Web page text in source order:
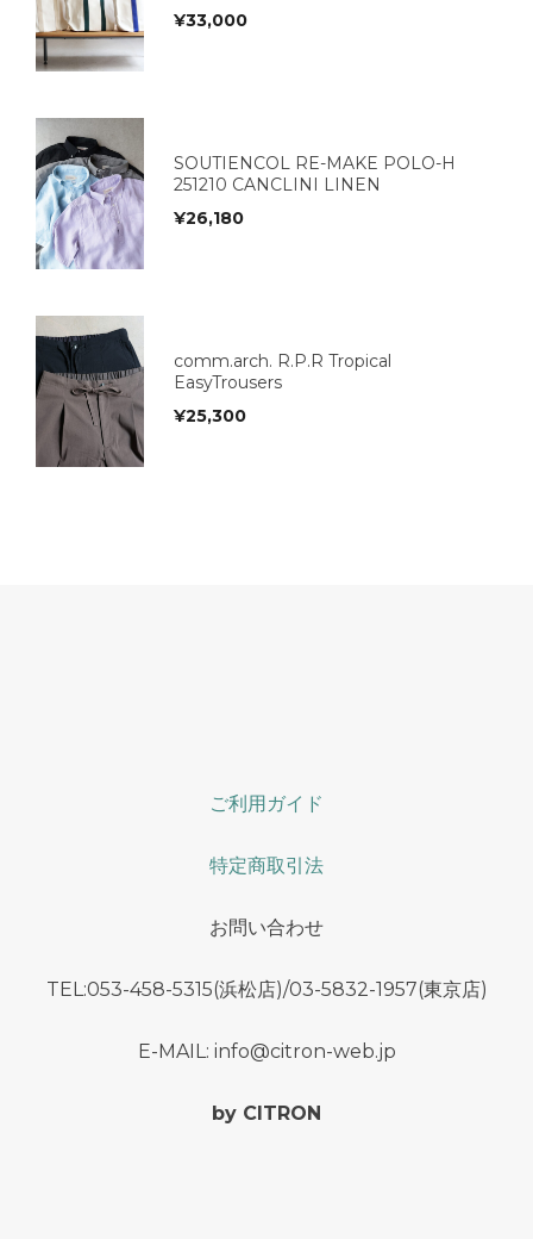
¥33,000
SOUTIENCOL RE-MAKE POLO-H
251210 CANCLINI LINEN
¥26,180
comm.arch. R.P.R Tropical
EasyTrousers
¥25,300
ご利用ガイド
特定商取引法
お問い合わせ
TEL:053-458-5315(浜松店)/03-5832-1957(東京店)
E-MAIL: info@citron-web.jp
by CITRON